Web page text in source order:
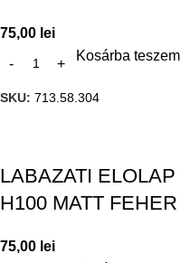
75,00 lei
Kosárba teszem
SKU: 713.58.304
LABAZATI ELOLAP
H100 MATT FEHER
75,00 lei